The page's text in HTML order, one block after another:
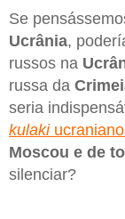
Se
Ucrânia,
russos na
russa da
seria
kulaki
Moscou e de
silenciar?